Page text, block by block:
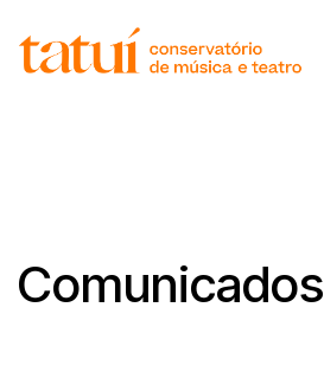
Comunicados